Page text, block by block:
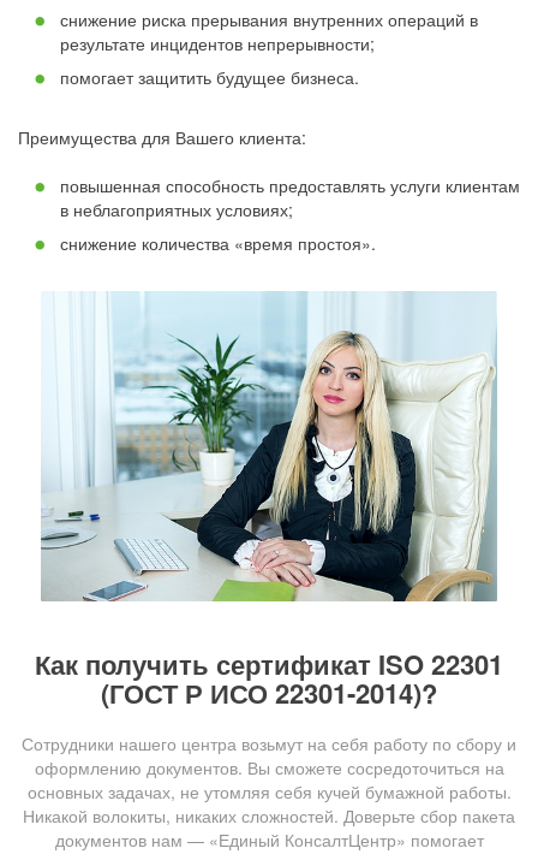
снижение риска прерывания внутренних операций в
результате инцидентов непрерывности;
помогает защитить будущее бизнеса.
Преимущества для Вашего клиента:
повышенная способность предоставлять услуги клиентам
в неблагоприятных условиях;
снижение количества «время простоя».
Как получить сертификат ISO 22301
(ГОСТ Р ИСО 22301-2014)?
Сотрудники нашего центра возьмут на себя работу по сбору и
оформлению документов. Вы сможете сосредоточиться на
основных задачах, не утомляя себя кучей бумажной работы.
Никакой волокиты, никаких сложностей. Доверьте сбор пакета
документов нам — «Единый КонсалтЦентр» помогает